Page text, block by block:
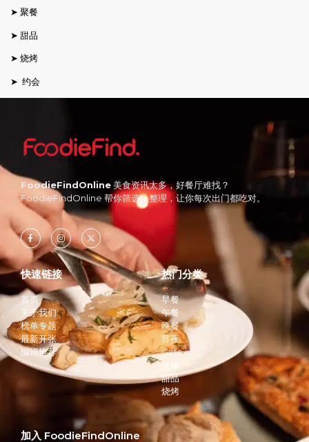
➤ 聚餐
➤ 甜品
➤ 烧烤
➤ 约会
FoodieFindOnline美食资讯太多，好餐厅难找？
FoodieFindOnline 帮你筛选、整理，让你每次出门都吃对。
快速链接
首页
关于我们
榜单专题
最新开张
编辑推荐
热门分类
早餐
午餐
晚餐
宵夜
Cafe
火锅
甜品
烧烤
加入 FoodieFindOnline